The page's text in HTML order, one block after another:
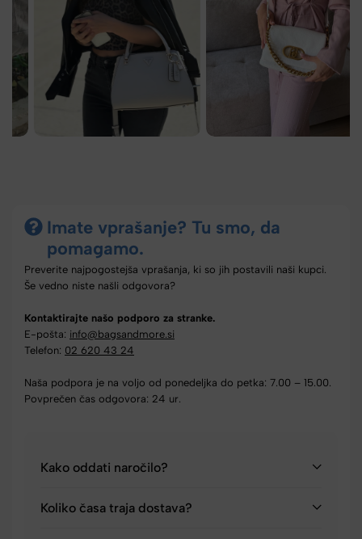
Imate vprašanje? Tu smo, da
pomagamo.
Preverite najpogostejša vprašanja, ki so jih postavili naši kupci.
Še vedno niste našli odgovora?
Kontaktirajte našo podporo za stranke.
E-pošta: info@bagsandmore.si
Telefon: 02 620 43 24
Naša podpora je na voljo od ponedeljka do petka: 7.00 – 15.00.
Povprečen čas odgovora: 24 ur.
Kako oddati naročilo?
Koliko časa traja dostava?